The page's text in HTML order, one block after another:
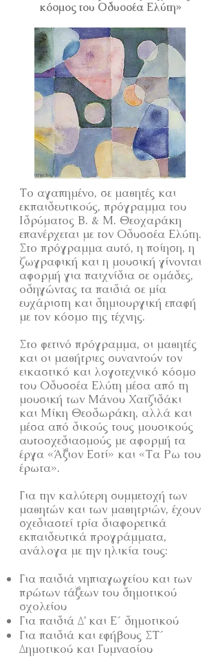
κόσμος του Οδυσσέα Ελύτη»
Το αγαπημένο, σε μαθητές και
εκπαιδευτικούς, πρόγραμμα του
Ιδρύματος Β. & Μ. Θεοχαράκη
επανέρχεται με τον Οδυσσέα Ελύτη.
Στο πρόγραμμα αυτό, η ποίηση, η
ζωγραφική και η μουσική γίνονται
αφορμή για παιχνίδια σε ομάδες,
οδηγώντας τα παιδιά σε μία
ευχάριστη και δημιουργική επαφή
με τον κόσμο της τέχνης.
Στο φετινό πρόγραμμα, οι μαθητές
και οι μαθήτριες συναντούν τον
εικαστικό και λογοτεχνικό κόσμο
του Οδυσσέα Ελύτη μέσα από τη
μουσική των Μάνου Χατζιδάκι
και Μίκη Θεοδωράκη, αλλά και
μέσα από δικούς τους μουσικούς
αυτοσχεδιασμούς με αφορμή τα
έργα «Άξιον Εστί» και «Τα Ρω του
έρωτα».
Για την καλύτερη συμμετοχή των
μαθητών και των μαθητριών, έχουν
σχεδιαστεί τρία διαφορετικά
εκπαιδευτικά προγράμματα,
ανάλογα με την ηλικία τους:
Για παιδιά νηπιαγωγείου και των
πρώτων τάξεων του δημοτικού
σχολείου
Για παιδιά Δ’ και Ε΄ δημοτικού
Για παιδιά και εφήβους ΣΤ΄
Δημοτικού και Γυμνασίου